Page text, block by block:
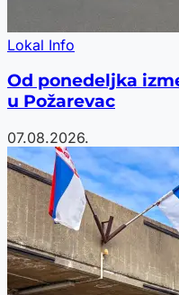
Lokal Info
Od ponedeljka
u Požarevac
07.08.2026.